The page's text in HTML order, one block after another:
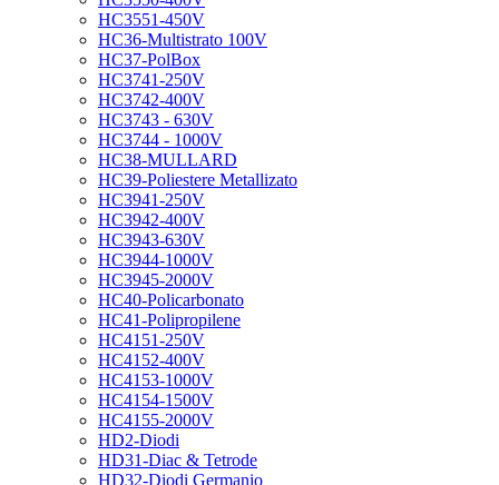
HC3551-450V
HC36-Multistrato 100V
HC37-PolBox
HC3741-250V
HC3742-400V
HC3743 - 630V
HC3744 - 1000V
HC38-MULLARD
HC39-Poliestere Metallizato
HC3941-250V
HC3942-400V
HC3943-630V
HC3944-1000V
HC3945-2000V
HC40-Policarbonato
HC41-Polipropilene
HC4151-250V
HC4152-400V
HC4153-1000V
HC4154-1500V
HC4155-2000V
HD2-Diodi
HD31-Diac & Tetrode
HD32-Diodi Germanio